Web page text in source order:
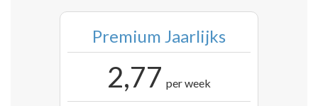
Premium Jaarlijks
2,77 per week